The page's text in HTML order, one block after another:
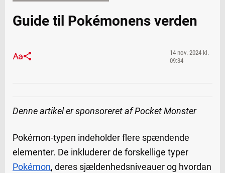
Guide til Pokémonens verden
14 nov. 2024 kl.
09:34
Denne artikel er sponsoreret af Pocket Monster
Pokémon-typen indeholder flere spændende
elementer. De inkluderer de forskellige typer
Pokémon, deres sjældenhedsniveauer og hvordan